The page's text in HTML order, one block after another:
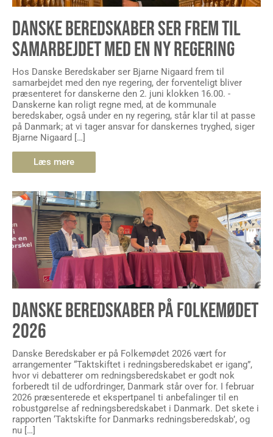
DANSKE BEREDSKABER SER FREM TIL
SAMARBEJDET MED EN NY REGERING
Hos Danske Beredskaber ser Bjarne Nigaard frem til
samarbejdet med den nye regering, der forventeligt bliver
præsenteret for danskerne den 2. juni klokken 16.00. -
Danskerne kan roligt regne med, at de kommunale
beredskaber, også under en ny regering, står klar til at passe
på Danmark; at vi tager ansvar for danskernes tryghed, siger
Bjarne Nigaard […]
Læs mere
DANSKE BEREDSKABER PÅ FOLKEMØDET
2026
Danske Beredskaber er på Folkemødet 2026 vært for
arrangementer “Taktskiftet i redningsberedskabet er igang”,
hvor vi debatterer om redningsberedskabet er godt nok
forberedt til de udfordringer, Danmark står over for. I februar
2026 præsenterede et ekspertpanel ti anbefalinger til en
robustgørelse af redningsberedskabet i Danmark. Det skete i
rapporten ‘Taktskifte for Danmarks redningsberedskab’, og
nu […]